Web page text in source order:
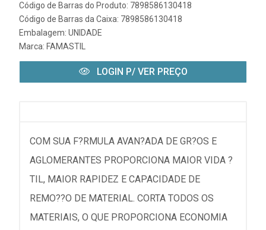
Código de Barras do Produto: 7898586130418
Código de Barras da Caixa: 7898586130418
Embalagem: UNIDADE
Marca: FAMASTIL
LOGIN P/ VER PREÇO
COM SUA F?RMULA AVAN?ADA DE GR?OS E
AGLOMERANTES PROPORCIONA MAIOR VIDA ?
TIL, MAIOR RAPIDEZ E CAPACIDADE DE
REMO??O DE MATERIAL. CORTA TODOS OS
MATERIAIS, O QUE PROPORCIONA ECONOMIA